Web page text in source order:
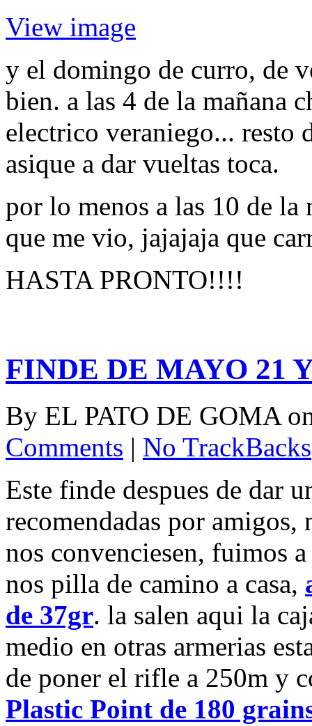
View image
y el domingo de curro, de
bien. a las 4 de la mañana
electrico veraniego... resto
asique a dar vueltas toca.
por lo menos a las 10 de la
que me vio, jajajaja que
HASTA PRONTO!!!!
FINDE DE MAYO 21
By EL PATO DE GOMA
Comments | No TrackBacks
Este finde despues de dar
recomendadas por
nos convenciesen, fuimos
nos pilla de camino a casa,
de 37gr. la salen aqui la
medio en otras armerias
de poner el rifle a 250m y
Plastic Point de 180